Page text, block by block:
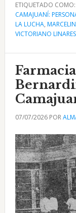
de
ETIQUETADO COMO:
CAMAJUANÍ:
LA LUCHA,
VICTORIANO LINARES
07/07/2026POR